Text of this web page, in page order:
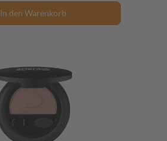
In den Warenkorb